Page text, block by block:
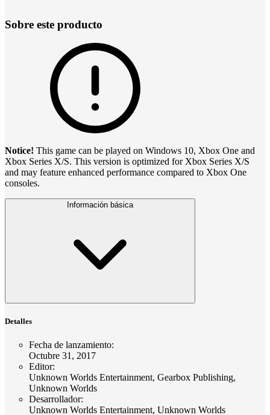
Sobre este producto
Notice! This game can be played on Windows 10, Xbox One and
Xbox Series X/S. This version is optimized for Xbox Series X/S
and may feature enhanced performance compared to Xbox One
consoles.
Información básica
Detalles
Fecha de lanzamiento:
Octubre 31, 2017
Editor:
Unknown Worlds Entertainment, Gearbox Publishing,
Unknown Worlds
Desarrollador:
Unknown Worlds Entertainment, Unknown Worlds